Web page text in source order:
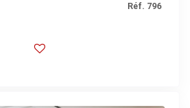
Réf. 796